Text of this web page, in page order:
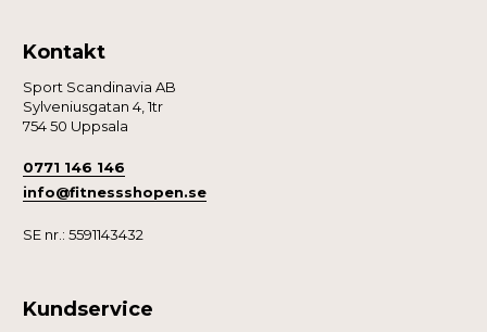
Kontakt
Sport Scandinavia AB
Sylveniusgatan 4, 1tr
754 50 Uppsala
0771 146 146
info@fitnessshopen.se
SE nr.: 5591143432
Kundservice